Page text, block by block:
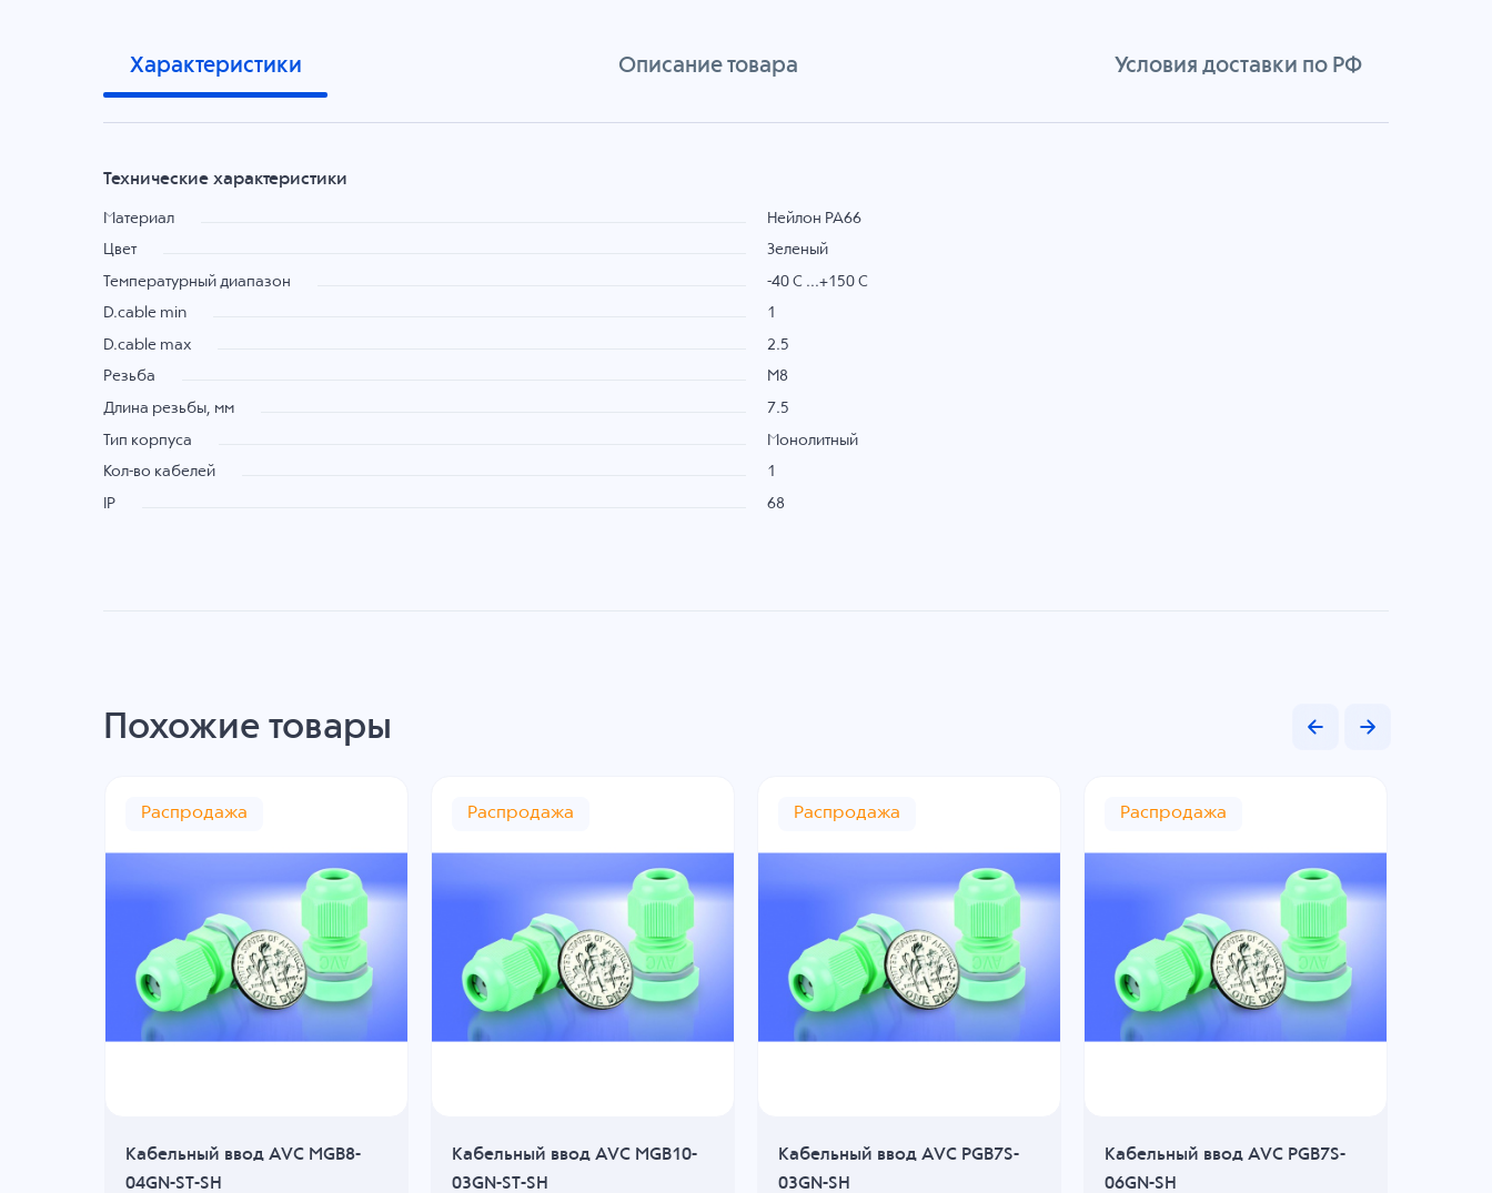
Характеристики Описание товара Условия доставки по РФ
Технические характеристики
Материал Нейлон PA66
Цвет Зеленый
Температурный диапазон -40 C ...+150 C
D.cable min 1
D.cable max 2.5
Резьба M8
Длина резьбы, мм 7.5
Тип корпуса Монолитный
Кол-во кабелей 1
IP 68
Похожие товары
Распродажа
Кабельный ввод AVC MGB8-
04GN-ST-SH
Распродажа
Кабельный ввод AVC MGB10-
03GN-ST-SH
Распродажа
Кабельный ввод AVC PGB7S-
03GN-SH
Распродажа
Кабельный ввод AVC PGB7S-
06GN-SH